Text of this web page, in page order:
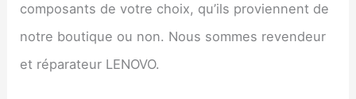
composants de votre choix, qu’ils proviennent de
notre boutique ou non. Nous sommes revendeur
et réparateur LENOVO.